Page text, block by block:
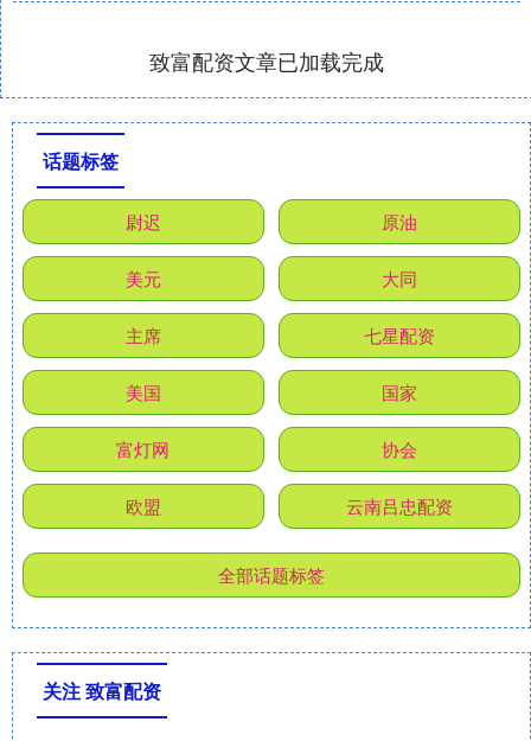
致富配资文章已加载完成
话题标签
尉迟 原油
美元 大同
主席 七星配资
美国 国家
富灯网 协会
欧盟 云南吕忠配资
全部话题标签
关注 致富配资